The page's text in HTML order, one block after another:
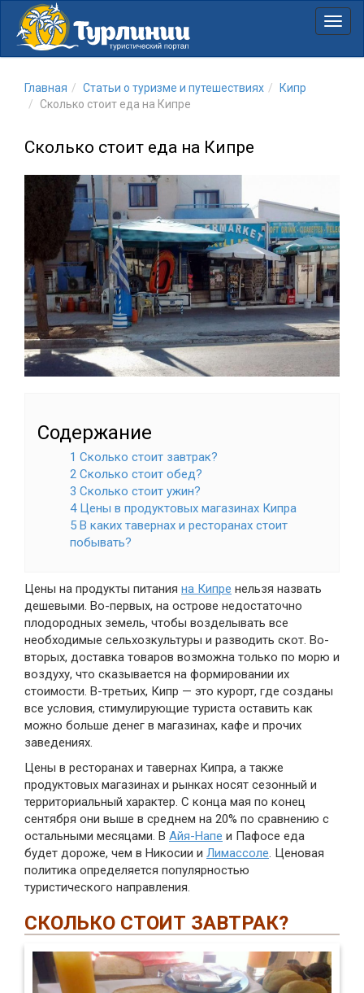
Главная Статьи о туризме и путешествиях
Кипр
Сколько стоит еда на Кипре
Сколько стоит еда на Кипре
Содержание
1 Сколько стоит завтрак?
2 Сколько стоит обед?
3 Сколько стоит ужин?
4 Цены в продуктовых магазинах Кипра
5 В каких тавернах и ресторанах стоит
побывать?
Цены на продукты питания на Кипре нельзя назвать
дешевыми. Во-первых, на острове недостаточно
плодородных земель, чтобы возделывать все
необходимые сельхозкультуры и разводить скот. Во-
вторых, доставка товаров возможна только по морю и
воздуху, что сказывается на формировании их
стоимости. В-третьих, Кипр — это курорт, где созданы
все условия, стимулирующие туриста оставить как
можно больше денег в магазинах, кафе и прочих
заведениях.
Цены в ресторанах и тавернах Кипра, а также
продуктовых магазинах и рынках носят сезонный и
территориальный характер. С конца мая по конец
сентября они выше в среднем на 20% по сравнению с
остальными месяцами. В Айя-Напе и Пафосе еда
будет дороже, чем в Никосии и Лимассоле. Ценовая
политика определяется популярностью
туристического направления.
СКОЛЬКО СТОИТ ЗАВТРАК?